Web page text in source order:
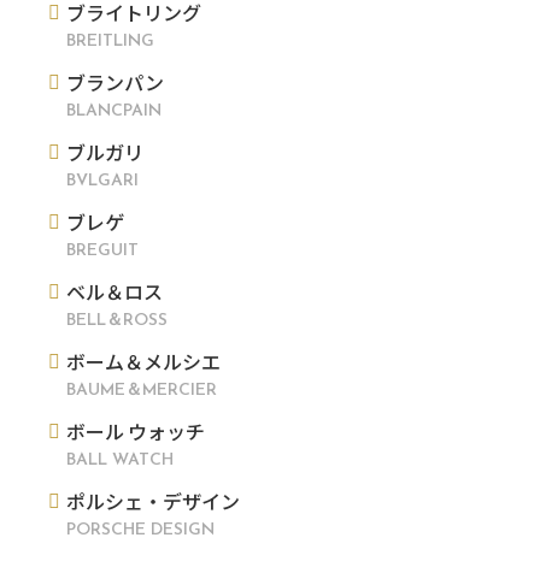
ブライトリング
BREITLING
ブランパン
BLANCPAIN
ブルガリ
BVLGARI
ブレゲ
BREGUIT
ベル＆ロス
BELL＆ROSS
ボーム＆メルシエ
BAUME＆MERCIER
ボール ウォッチ
BALL WATCH
ポルシェ・デザイン
PORSCHE DESIGN